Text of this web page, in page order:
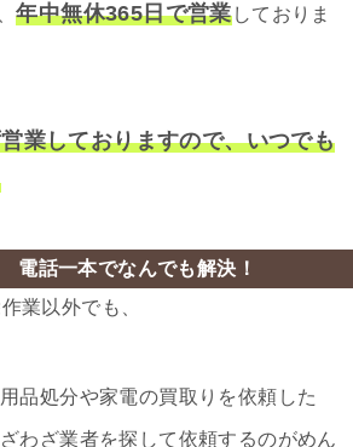
年中無休365日で営業しておりま
業しておりますので、いつでも
電話一本でなんでも解決！
業以外でも、
品処分や家電の買取りを依頼した
わざ業者を探して依頼するのがめん